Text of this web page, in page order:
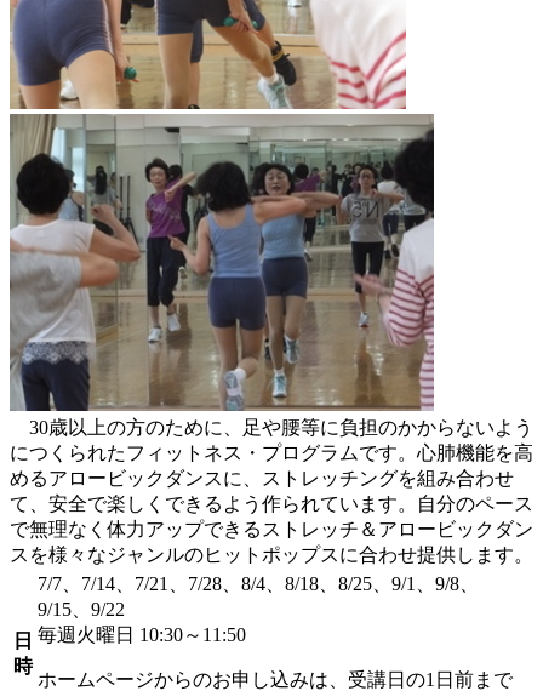
30歳以上の方のために、足や腰等に負担のかからないよう
につくられたフィットネス・プログラムです。心肺機能を高
めるアロービックダンスに、ストレッチングを組み合わせ
て、安全で楽しくできるよう作られています。自分のペース
で無理なく体力アップできるストレッチ＆アロービックダン
スを様々なジャンルのヒットポップスに合わせ提供します。
日
時
7/7、7/14、7/21、7/28、8/4、8/18、8/25、9/1、9/8、
9/15、9/22
毎週火曜日 10:30～11:50
ホームページからのお申し込みは、受講日の1日前まで